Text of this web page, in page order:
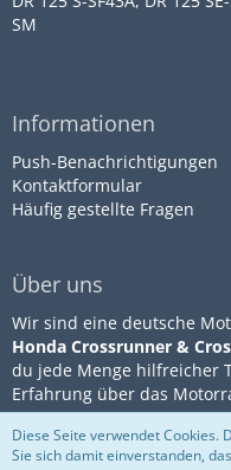
SM
Informationen
Push-Benachrichtigungen
Kontaktformular
Häufig gestellte Fragen
Über uns
Wir sind eine deutsche
Honda Crossrunner &
du jede Menge hilfreicher
Erfahrung über das
Community-Software:WoltLab
Diese Seite verwendet Cookies.
Sie sich damit einverstanden,